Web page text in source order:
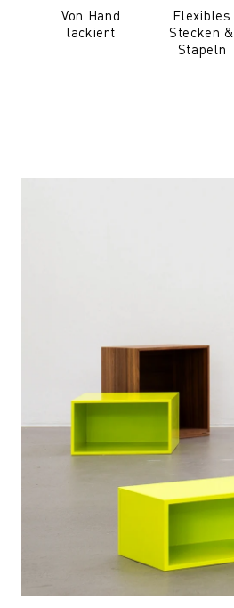
Von Hand
lackiert
Flexibles
Stecken &
Stapeln